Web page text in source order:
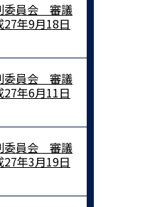
委員会 審議
年9月18日
委員会 審議
年6月11日
委員会 審議
年3月19日